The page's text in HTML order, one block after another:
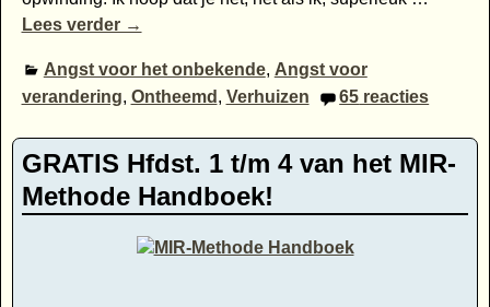
Lees verder →
Angst voor het onbekende, Angst voor
verandering, Ontheemd , Verhuizen 65 reacties
GRATIS Hfdst. 1 t/m 4 van het MIR-
Methode Handboek!